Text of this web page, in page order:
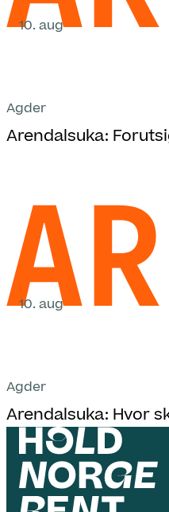
10. aug
Agder
Arendalsuka:
10. aug
Agder
Arendalsuka: Hvor